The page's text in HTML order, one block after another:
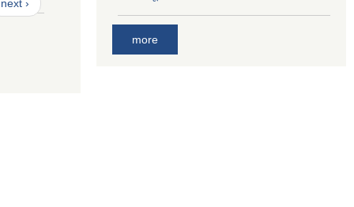
next ›
more